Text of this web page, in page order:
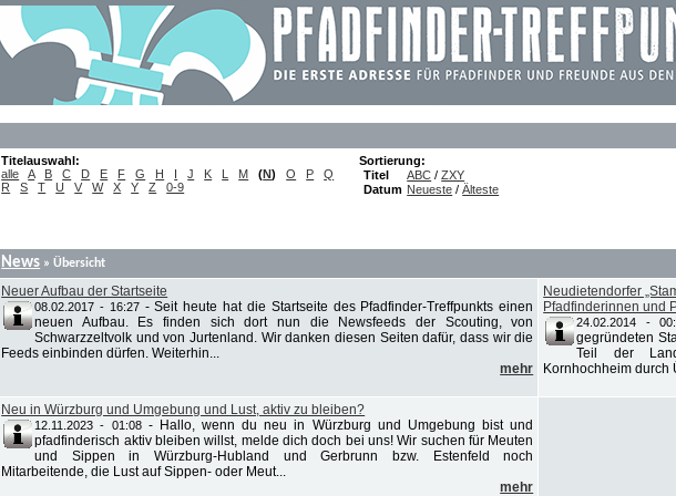
Titelauswahl:
alle
A B C D E F G H I J K L M (N) O P
Q
R
S T U V W X Y Z 0-9
Sortierung:
Titel
ABC /ZXY
Datum Neueste /Älteste
News » Übersicht
Neuer Aufbau der Startseite
08.02.2017 - 16:27-Seit heute hat die Startseite des Pfadfinder-Treffpunkts einen
neuen Aufbau. Es finden sich dort nun die Newsfeeds der Scouting, von
Schwarzzeltvolk und von Jurtenland. Wir danken diesen Seiten dafür, dass wir die
Feeds einbinden dürfen. Weiterhin...
mehr
Neudietendorfer
Pfadfinderinnen und
24.02.2014 -
gegründeten
Teil der
Kornhochheim durch
Neu in Würzburg und Umgebung und Lust, aktiv zu bleiben?
12.11.2023 - 01:08- Hallo, wenn du neu in Würzburg und Umgebung bist und
pfadfinderisch aktiv bleiben willst, melde dich doch bei uns! Wir suchen für Meuten
und Sippen in Würzburg-Hubland und Gerbrunn bzw. Estenfeld noch
Mitarbeitende, die Lust auf Sippen- oder Meut...
mehr